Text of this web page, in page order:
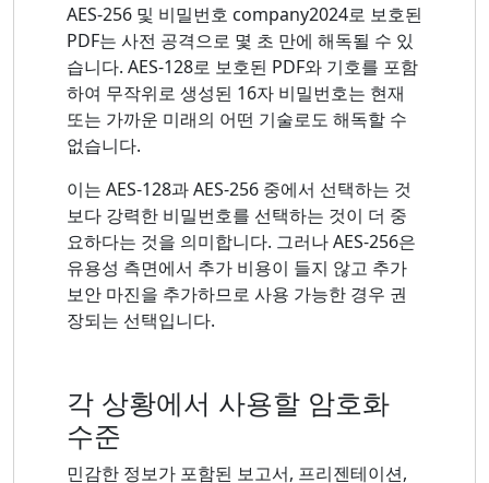
AES-256 및 비밀번호 company2024로 보호된
PDF는 사전 공격으로 몇 초 만에 해독될 수 있
습니다. AES-128로 보호된 PDF와 기호를 포함
하여 무작위로 생성된 16자 비밀번호는 현재
또는 가까운 미래의 어떤 기술로도 해독할 수
없습니다.
이는 AES-128과 AES-256 중에서 선택하는 것
보다 강력한 비밀번호를 선택하는 것이 더 중
요하다는 것을 의미합니다. 그러나 AES-256은
유용성 측면에서 추가 비용이 들지 않고 추가
보안 마진을 추가하므로 사용 가능한 경우 권
장되는 선택입니다.
각 상황에서 사용할 암호화
수준
민감한 정보가 포함된 보고서, 프리젠테이션,